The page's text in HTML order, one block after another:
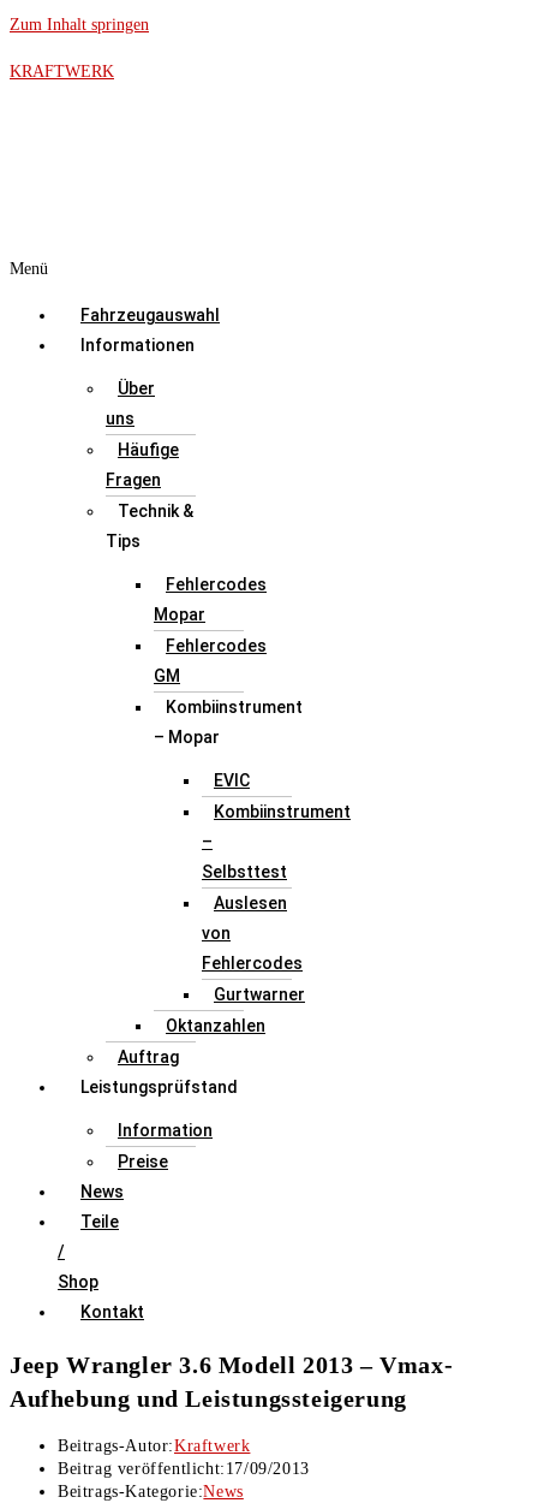
Zum Inhalt springen
KRAFTWERK
Menü
Fahrzeugauswahl
Informationen
Über
uns
Häufige
Fragen
Technik &
Tips
Fehlercodes
Mopar
Fehlercodes
GM
Kombiinstrument
– Mopar
EVIC
Kombiinstrument
–
Selbsttest
Auslesen
von
Fehlercodes
Gurtwarner
Oktanzahlen
Auftrag
Leistungsprüfstand
Information
Preise
News
Teile
/
Shop
Kontakt
Jeep Wrangler 3.6 Modell 2013 – Vmax-
Aufhebung und Leistungssteigerung
Beitrags-Autor:Kraftwerk
Beitrag veröffentlicht: 17/09/2013
Beitrags-Kategorie:News